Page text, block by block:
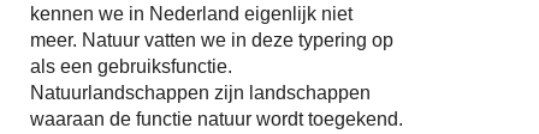
kennen we in Nederland eigenlijk niet
meer. Natuur vatten we in deze typering op
als een gebruiksfunctie.
Natuurlandschappen zijn landschappen
waaraan de functie natuur wordt toegekend.